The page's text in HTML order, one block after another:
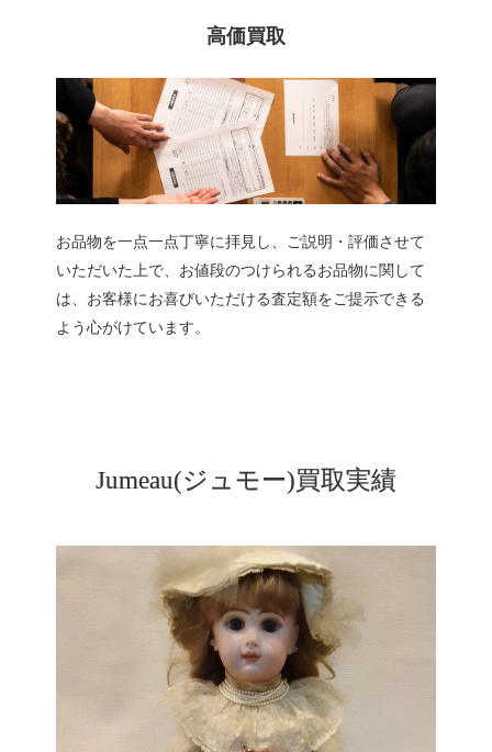
高価買取
お品物を一点一点丁寧に拝見し、ご説明・評価させて
いただいた上で、お値段のつけられるお品物に関して
は、お客様にお喜びいただける査定額をご提示できる
よう心がけています。
Jumeau(ジュモー)買取実績